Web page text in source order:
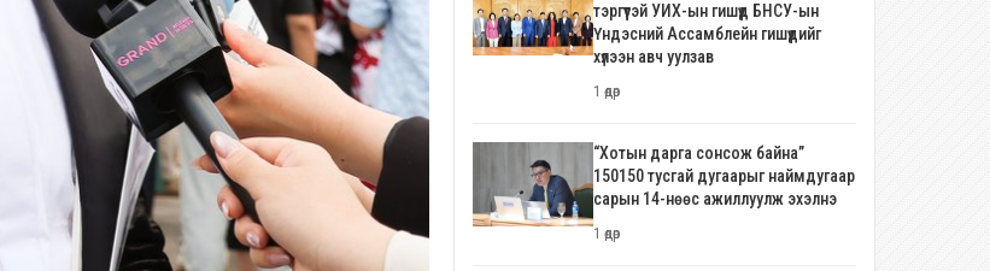
тэргүүтэй УИХ-ын гишүүд БНСУ-ын
Үндэсний Ассамблейн гишүүдийг
хүлээн авч уулзав
1 өдөр
“Хотын дарга сонсож байна”
150150 тусгай дугаарыг наймдугаар
сарын 14-нөөс ажиллуулж эхэлнэ
1 өдөр